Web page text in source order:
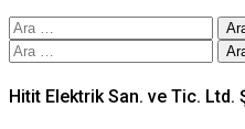
Arama:
Arama:
Hitit Elektrik San. ve Tic. Ltd.